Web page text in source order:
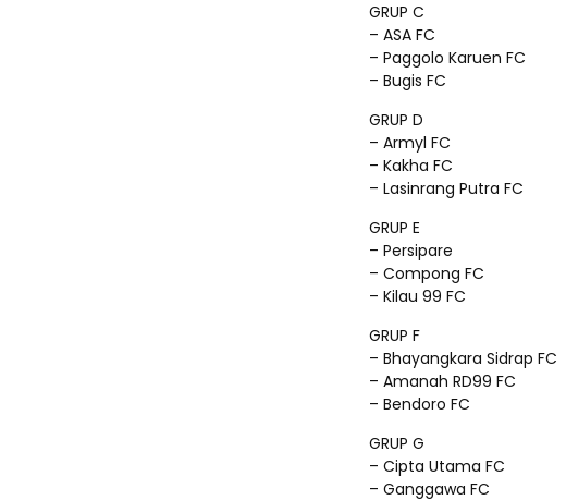
GRUP C
– ASA FC
– Paggolo Karuen FC
– Bugis FC
GRUP D
– Armyl FC
– Kakha FC
– Lasinrang Putra FC
GRUP E
– Persipare
– Compong FC
– Kilau 99 FC
GRUP F
– Bhayangkara Sidrap FC
– Amanah RD99 FC
– Bendoro FC
GRUP G
– Cipta Utama FC
– Ganggawa FC